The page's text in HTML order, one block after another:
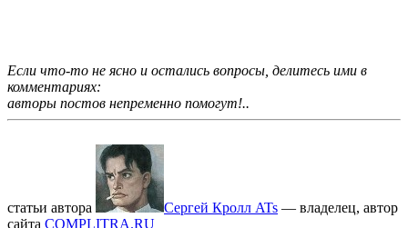
Если что-то не ясно и остались вопросы, делитесь ими в
комментариях:
авторы постов непременно помогут!..
статьи автора Сергей Кролл ATs — владелец, автор
cайта COMPLITRA.RU